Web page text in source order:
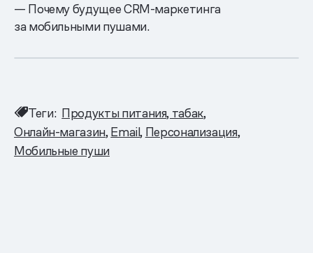
— Почему будущее CRM-маркетинга
за мобильными пушами.
Теги: Продукты питания, табак
Онлайн-магазин Email Персонализация
Мобильные пуши